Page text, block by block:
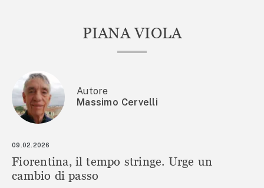
PIANA VIOLA
Autore
Massimo Cervelli
09.02.2026
Fiorentina, il tempo stringe. Urge un
cambio di passo